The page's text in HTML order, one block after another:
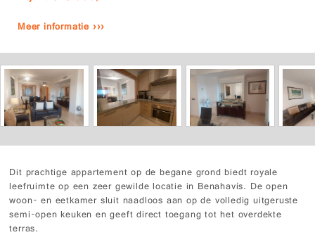
Meer informatie ›››
Dit prachtige appartement op de begane grond biedt royale
leefruimte op een zeer gewilde locatie in Benahavís. De open
woon- en eetkamer sluit naadloos aan op de volledig uitgeruste
semi-open keuken en geeft direct toegang tot het overdekte
terras.